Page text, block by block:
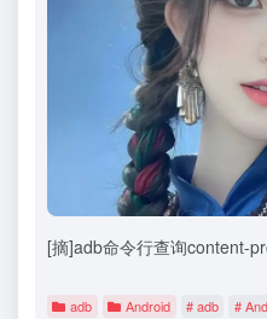
[摘]adb命令行查询content-
adb Android # adb #